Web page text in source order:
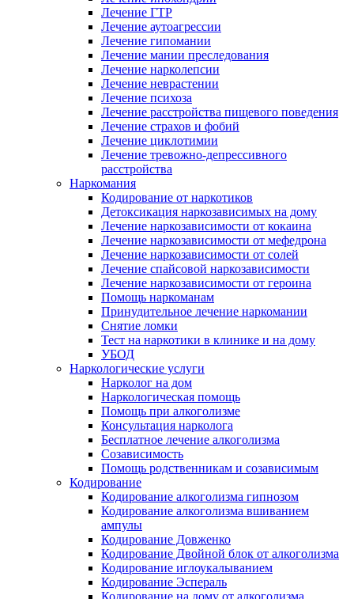
Лечение ГТР
Лечение аутоагрессии
Лечение гипомании
Лечение мании преследования
Лечение нарколепсии
Лечение неврастении
Лечение психоза
Лечение расстройства пищевого поведения
Лечение страхов и фобий
Лечение циклотимии
Лечение тревожно-депрессивного
расстройства
Наркомания
Кодирование от наркотиков
Детоксикация наркозависимых на дому
Лечение наркозависимости от кокаина
Лечение наркозависимости от мефедрона
Лечение наркозависимости от солей
Лечение спайсовой наркозависимости
Лечение наркозависимости от героина
Помощь наркоманам
Принудительное лечение наркомании
Снятие ломки
Тест на наркотики в клинике и на дому
УБОД
Наркологические услуги
Нарколог на дом
Наркологическая помощь
Помощь при алкоголизме
Консультация нарколога
Бесплатное лечение алкоголизма
Созависимость
Помощь родственникам и созависимым
Кодирование
Кодирование алкоголизма гипнозом
Кодирование алкоголизма вшиванием
ампулы
Кодирование Довженко
Кодирование Двойной блок от алкоголизма
Кодирование иглоукалыванием
Кодирование Эспераль
Кодирование на дому от алкоголизма